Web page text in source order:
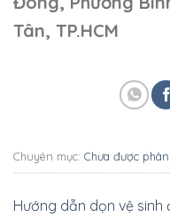
Tân, TP.HCM
Chuyên mục: Chưa được
Hướng dẫn dọn vệ sinh